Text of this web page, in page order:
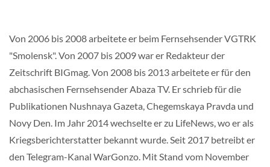
Von 2006 bis 2008 arbeitete er beim Fernsehsender VGTRK
"Smolensk". Von 2007 bis 2009 war er Redakteur der
Zeitschrift BIGmag. Von 2008 bis 2013 arbeitete er für den
abchasischen Fernsehsender Abaza TV. Er schrieb für die
Publikationen Nushnaya Gazeta, Chegemskaya Pravda und
Novy Den. Im Jahr 2014 wechselte er zu LifeNews, wo er als
Kriegsberichterstatter bekannt wurde. Seit 2017 betreibt er
den Telegram-Kanal WarGonzo. Mit Stand vom November